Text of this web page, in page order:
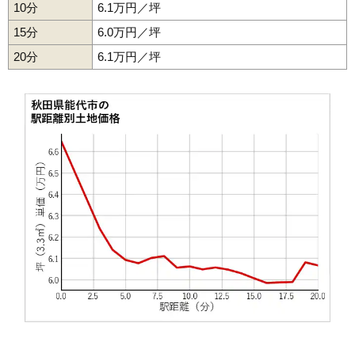
10分
6.1万円／坪
15分
6.0万円／坪
20分
6.1万円／坪